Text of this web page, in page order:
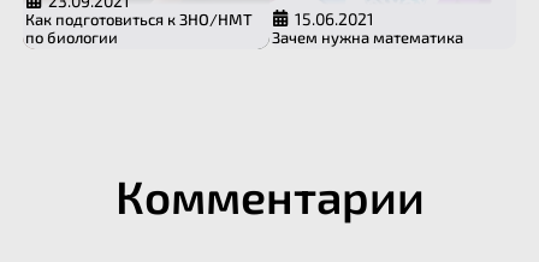
Как подготовиться к ЗНО/НМТ
по биологии
15.06.2021
Зачем нужна математика
Комментарии